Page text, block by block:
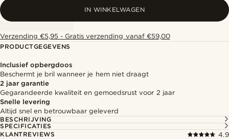
IN WINKELWAGEN
Verzending €5,95 - Gratis verzending vanaf €59,00
PRODUCTGEGEVENS
Inclusief opbergdoos
Beschermt je bril wanneer je hem niet draagt
2 jaar garantie
Gegarandeerde kwaliteit en gemoedsrust voor 2 jaar
Snelle levering
Altijd snel en betrouwbaar geleverd
BESCHRIJVING
SPECIFICATIES
KLANTREVIEWS
4.9